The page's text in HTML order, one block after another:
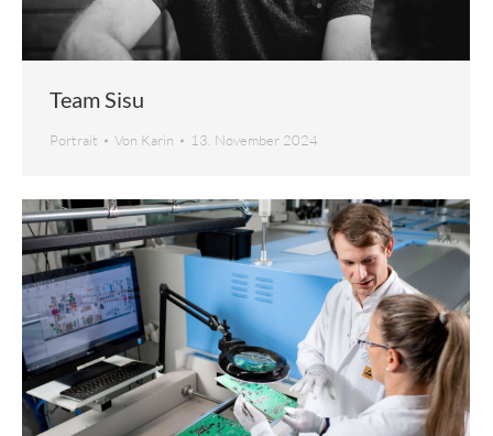
Team Sisu
Portrait Von Karin 13. November 2024